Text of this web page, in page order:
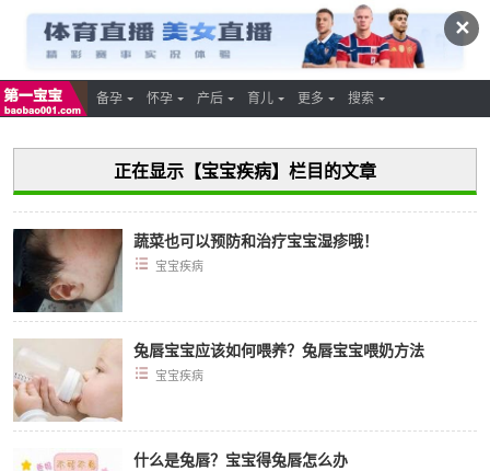
✕
备孕 怀孕 产后 育儿 更多 搜索
正在显示【宝宝疾病】栏目的文章
蔬菜也可以预防和治疗宝宝湿疹哦！
宝宝疾病
兔唇宝宝应该如何喂养？兔唇宝宝喂奶方法
宝宝疾病
什么是兔唇？宝宝得兔唇怎么办